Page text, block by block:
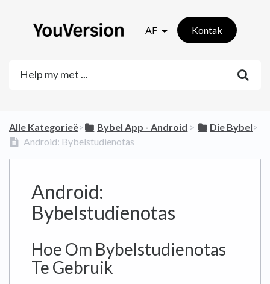
AF Kontak
Alle Kategorieë​>​ ​Bybel App - Android ​ > ​ ​Die Bybel​>​
Android: Bybelstudienotas
Android:
Bybelstudienotas
Hoe Om Bybelstudienotas
Te Gebruik